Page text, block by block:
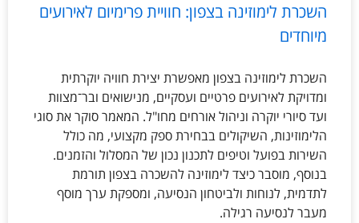
השכרת לימוזינה בצפון: חוויית פרימיום לאירועים
מיוחדים
השכרת לימוזינה בצפון מאפשרת יצירת חוויה יוקרתית
ומדויקת לאירועים פרטיים ועסקיים, מנישואים ובר־מצוות
ועד סיורי יוקרה וניהול אורחים מחו"ל. המאמר סוקר את סוגי
הלימוזינות, השיקולים בבחירת ספק מקצועי, מה כולל
השירות בפועל וטיפים לתכנון נכון של המסלול והזמנים.
בנוסף, מוסבר כיצד לימוזינה להשכרה בצפון תורמת
לתדמית, לנוחות ולביטחון הנסיעה, ומספקת ערך מוסף
מעבר לנסיעה רגילה.